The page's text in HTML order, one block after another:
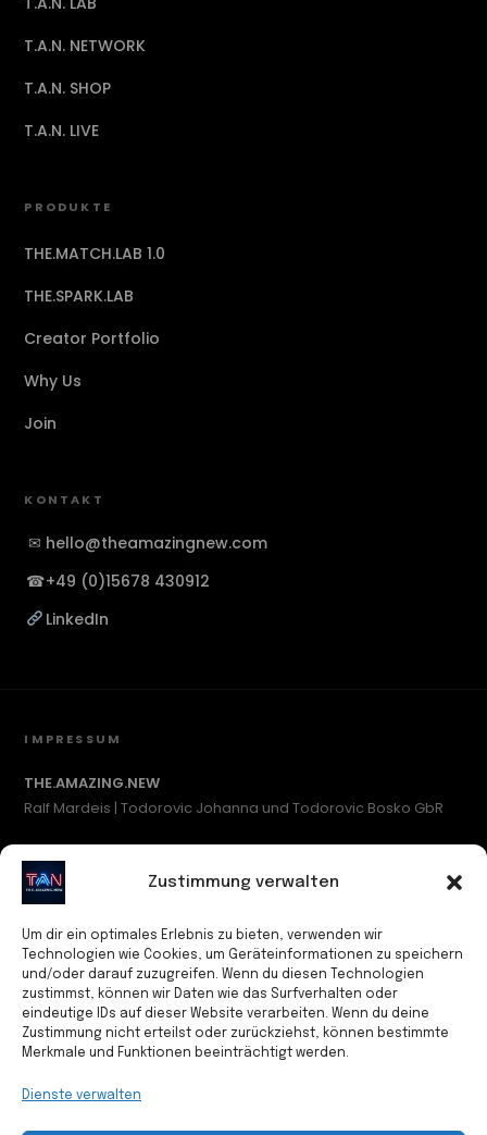
Zustimmung verwalten
Um dir ein optimales Erlebnis zu bieten, verwenden wir
Technologien wie Cookies, um Geräteinformationen zu speichern
und/oder darauf zuzugreifen. Wenn du diesen Technologien
zustimmst, können wir Daten wie das Surfverhalten oder
eindeutige IDs auf dieser Website verarbeiten. Wenn du deine
Zustimmung nicht erteilst oder zurückziehst, können bestimmte
Merkmale und Funktionen beeinträchtigt werden.
Dienste verwalten
T.A.N. NETWORK
T.A.N. SHOP
T.A.N. LIVE
PRODUKTE
THE.MATCH.LAB 1.0
THE.SPARK.LAB
Creator Portfolio
Why Us
Join
KONTAKT
✉ hello@theamazingnew.com
☎+49 (0)15678 430912
LinkedIn
IMPRESSUM
THE.AMAZING.NEW
Ralf Mardeis | Todorovic Johanna und Todorovic Bosko GbR
c/o SCHUTZADRESSE.COM #548
Waidmannsluster Damm 1
13507 Berlin
Deutschland
Kontakt
Tel: +49 (0)15678 430912
E-Mail: info@theamazingnew.com
Inhaltlich Verantwortlicher